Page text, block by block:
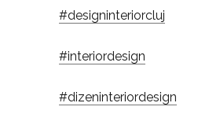
#designinteriorcluj
#interiordesign
#dizeninteriordesign